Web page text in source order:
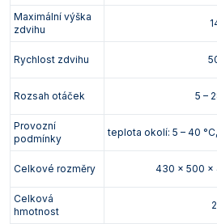
Maximální výška
zdvihu
Rychlost zdvihu
Rozsah otáček 5 –
Provozní
podmínky
teplota okolí: 5 – 40
Celkové rozměry 430 x 500 x
Celková
hmotnost